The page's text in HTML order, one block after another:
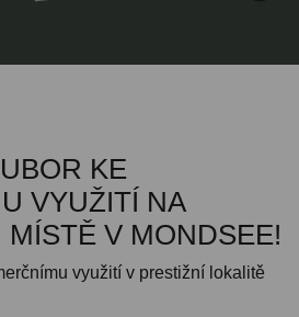
KE
VYUŽITÍ NA
V MONDSEE!
využití v prestižní lokalitě